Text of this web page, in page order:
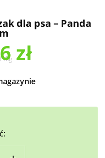
dla psa – Panda
zł
/kg